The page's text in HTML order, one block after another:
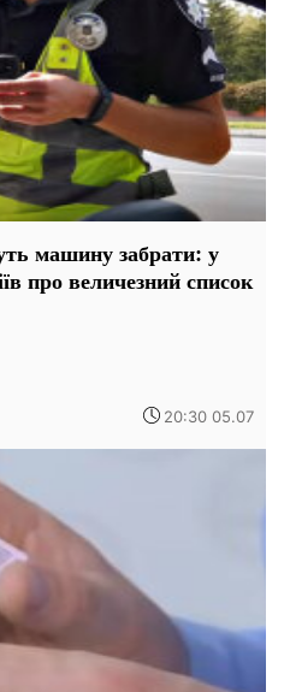
машину забрати: у
про величезний список
20:30 05.07